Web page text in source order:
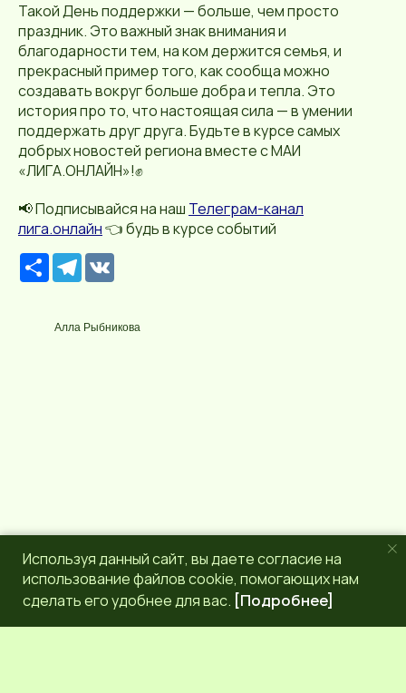
Такой День поддержки — больше, чем просто
праздник. Это важный знак внимания и
благодарности тем, на ком держится семья, и
прекрасный пример того, как сообща можно
создавать вокруг больше добра и тепла. Это
история про то, что настоящая сила — в умении
поддержать друг друга. Будьте в курсе самых
добрых новостей региона вместе с МАИ
«ЛИГА.ОНЛАЙН»!✊
📢 Подписывайся на наш Телеграм-канал
лига.онлайн👈 будь в курсе событий
Р
е
р
с
T
e
g
r
Алла Рыбникова
Используя данный сайт, вы даете согласие на
использование файлов cookie, помогающих нам
сделать его удобнее для вас. [Подробнее]